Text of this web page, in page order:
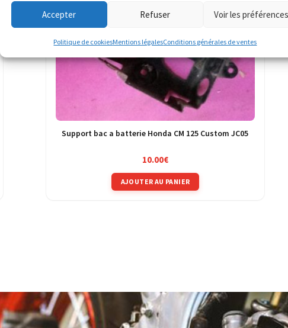
Accepter Refuser Voir les préférences
Politique de cookiesMentions légalesConditions générales de ventes
Support bac a batterie Honda CM 125 Custom JC05
10.00€
AJOUTER AU PANIER